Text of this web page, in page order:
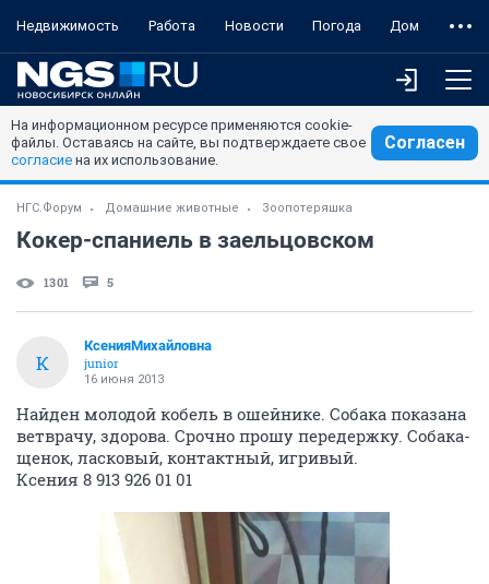
Недвижимость Работа Новости Погода Дом
На информационном ресурсе применяются cookie-
файлы. Оставаясь на сайте, вы подтверждаете свое
согласие на их использование.
Согласен
НГС.Форум Домашние животные Зоопотеряшка
Кокер-спаниель в заельцовском
1301 5
К
КсенияМихайловна
junior
16 июня 2013
Найден молодой кобель в ошейнике. Собака показана
ветврачу, здорова. Срочно прошу передержку. Собака-
щенок, ласковый, контактный, игривый.
Ксения 8 913 926 01 01